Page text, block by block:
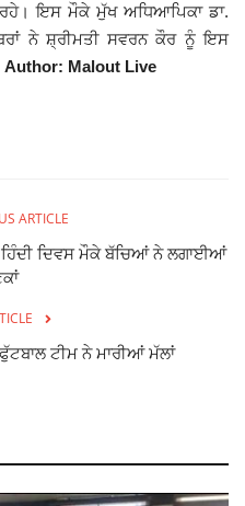
ਇਸ ਮੌਕੇ ਮੁੱਖ ਅਧਿਆਪਿਕਾ ਡਾ.
ਨੇ ਸ਼੍ਰੀਮਤੀ ਸਵਰਨ ਕੌਰ ਨੂੰ ਇਸ
Author: Malout Live
ARTICLE
ਦਿਵਸ ਮੌਕੇ ਬੱਚਿਆਂ ਨੇ ਲਗਾਈਆਂ
ਟੀਮ ਨੇ ਮਾਰੀਆਂ ਮੱਲਾਂ